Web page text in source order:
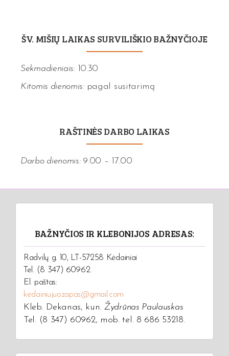
ŠV. MIŠIŲ LAIKAS SURVILIŠKIO BAŽNYČIOJE
Sekmadieniais: 10.30
Kitomis dienomis: pagal susitarimą
RAŠTINĖS DARBO LAIKAS
Darbo dienomis: 9.00 – 17.00
BAŽNYČIOS IR KLEBONIJOS ADRESAS:
Radvilų g. 10, LT-57258 Kėdainiai
Tel. (8 347) 60962.
El. paštas:
kedainiujuozapas@gmail.com
Kleb. Dekanas, kun. Žydrūnas Paulauskas
Tel. (8 347) 60962, mob. tel. 8 686 53218.